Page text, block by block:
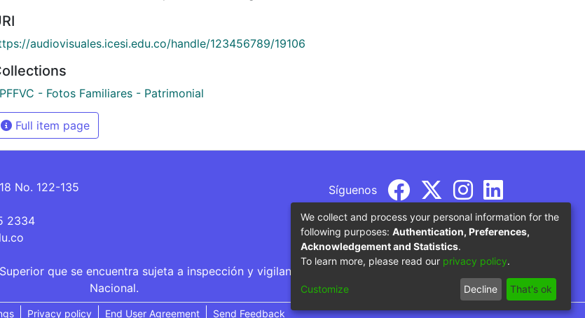
audiovisuales.icesi.edu.co/handle/123456789/19106
- Fotos Familiares - Patrimonial
Full item page
No. 122-135
2334
Síguenos
que se encuentra sujeta a inspección y vigilancia por parte del Ministerio de Educación
Nacional.
Privacy policy End User Agreement Send Feedback
We collect and process your personal information for the
following purposes: Authentication, Preferences,
Acknowledgement and Statistics.
To learn more, please read our privacy policy.
Customize Decline That's ok